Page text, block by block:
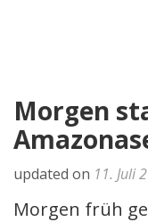
Morgen
updated on 11. Juli
Morgen früh